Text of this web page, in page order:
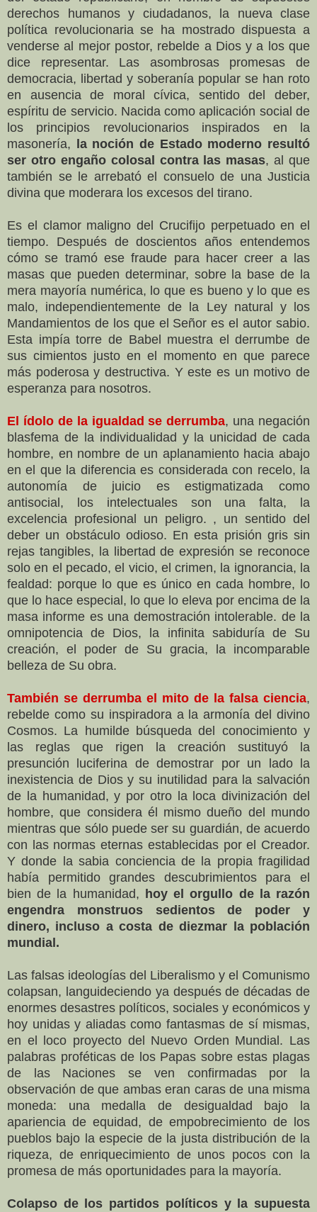
derechos humanos y ciudadanos, la nueva clase
política revolucionaria se ha mostrado dispuesta a
venderse al mejor postor, rebelde a Dios y a los que
dice representar. Las asombrosas promesas de
democracia, libertad y soberanía popular se han roto
en ausencia de moral cívica, sentido del deber,
espíritu de servicio. Nacida como aplicación social de
los principios revolucionarios inspirados en la
masonería, la noción de Estado moderno resultó
ser otro engaño colosal contra las masas, al que
también se le arrebató el consuelo de una Justicia
divina que moderara los excesos del tirano.
Es el clamor maligno del Crucifijo perpetuado en el
tiempo. Después de doscientos años entendemos
cómo se tramó ese fraude para hacer creer a las
masas que pueden determinar, sobre la base de la
mera mayoría numérica, lo que es bueno y lo que es
malo, independientemente de la Ley natural y los
Mandamientos de los que el Señor es el autor sabio.
Esta impía torre de Babel muestra el derrumbe de
sus cimientos justo en el momento en que parece
más poderosa y destructiva. Y este es un motivo de
esperanza para nosotros.
El ídolo de la igualdad se derrumba, una negación
blasfema de la individualidad y la unicidad de cada
hombre, en nombre de un aplanamiento hacia abajo
en el que la diferencia es considerada con recelo, la
autonomía de juicio es estigmatizada como
antisocial, los intelectuales son una falta, la
excelencia profesional un peligro. , un sentido del
deber un obstáculo odioso. En esta prisión gris sin
rejas tangibles, la libertad de expresión se reconoce
solo en el pecado, el vicio, el crimen, la ignorancia, la
fealdad: porque lo que es único en cada hombre, lo
que lo hace especial, lo que lo eleva por encima de la
masa informe es una demostración intolerable. de la
omnipotencia de Dios, la infinita sabiduría de Su
creación, el poder de Su gracia, la incomparable
belleza de Su obra.
También se derrumba el mito de la falsa ciencia,
rebelde como su inspiradora a la armonía del divino
Cosmos. La humilde búsqueda del conocimiento y
las reglas que rigen la creación sustituyó la
presunción luciferina de demostrar por un lado la
inexistencia de Dios y su inutilidad para la salvación
de la humanidad, y por otro la loca divinización del
hombre, que considera él mismo dueño del mundo
mientras que sólo puede ser su guardián, de acuerdo
con las normas eternas establecidas por el Creador.
Y donde la sabia conciencia de la propia fragilidad
había permitido grandes descubrimientos para el
bien de la humanidad, hoy el orgullo de la razón
engendra monstruos sedientos de poder y
dinero, incluso a costa de diezmar la población
mundial.
Las falsas ideologías del Liberalismo y el Comunismo
colapsan, languideciendo ya después de décadas de
enormes desastres políticos, sociales y económicos y
hoy unidas y aliadas como fantasmas de sí mismas,
en el loco proyecto del Nuevo Orden Mundial. Las
palabras proféticas de los Papas sobre estas plagas
de las Naciones se ven confirmadas por la
observación de que ambas eran caras de una misma
moneda: una medalla de desigualdad bajo la
apariencia de equidad, de empobrecimiento de los
pueblos bajo la especie de la justa distribución de la
riqueza, de enriquecimiento de unos pocos con la
promesa de más oportunidades para la mayoría.
Colapso de los partidos políticos y la supuesta